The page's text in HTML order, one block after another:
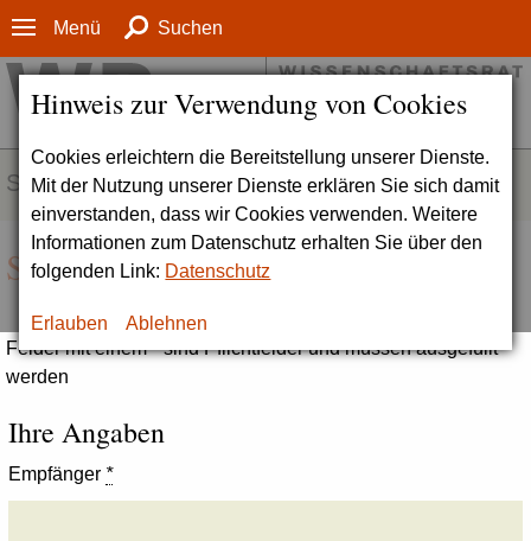
Hinweis zur Verwendung von Cookies
Cookies erleichtern die Bereitstellung unserer Dienste.
Mit der Nutzung unserer Dienste erklären Sie sich damit
einverstanden, dass wir Cookies verwenden. Weitere
Informationen zum Datenschutz erhalten Sie über den
folgenden Link: Datenschutz
Erlauben Ablehnen
Menü Suchen
SERVICE
Seite empfehlen
Felder mit einem * sind Pflichtfelder und müssen ausgefüllt
werden
Ihre Angaben
Empfänger *